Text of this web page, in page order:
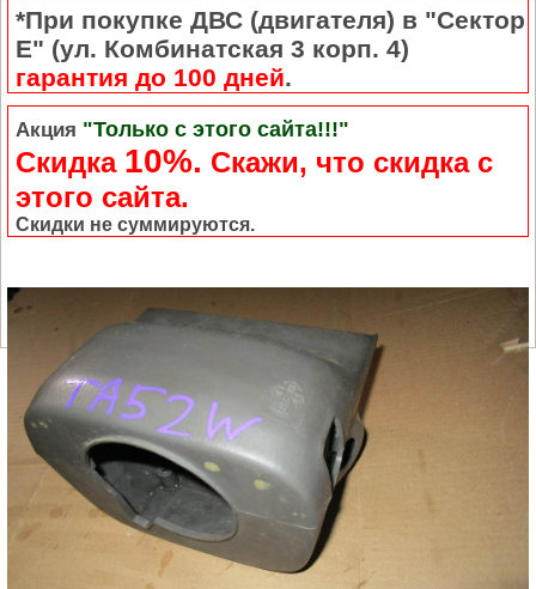
*При покупке ДВС (двигателя) в "Сектор
Е" (ул. Комбинатская 3 корп. 4)
гарантия до 100 дней.
Акция "Только с этого сайта!!!"
Скидка 10%. Cкажи, что скидка с
этого сайта.
Скидки не суммируются.